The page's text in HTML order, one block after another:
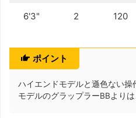
6'3" 2 120
ポイント
ハイエンドモデルと遜色ない
モデルのグラップラーBBよりは